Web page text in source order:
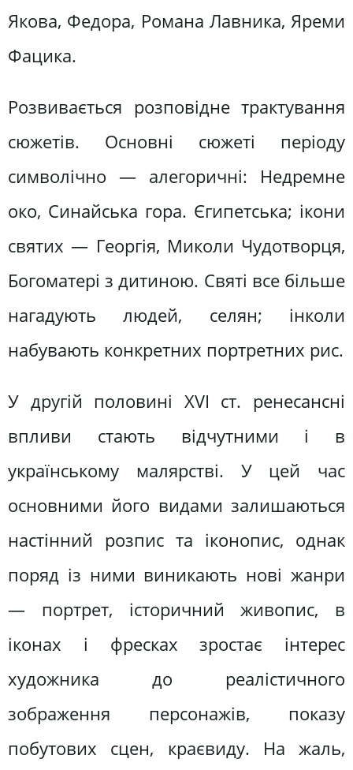
Якова, Федора, Романа Лавника, Яреми
Фацика.
Розвивається розповідне трактування
сюжетів. Основні сюжеті періоду
символічно — алегоричні: Недремне
око, Синайська гора. Єгипетська; ікони
святих — Георгія, Миколи Чудотворця,
Богоматері з дитиною. Святі все більше
нагадують людей, селян; інколи
набувають конкретних портретних рис.
У другій половині XVI ст. ренесансні
впливи стають відчутними і в
українському малярстві. У цей час
основними його видами залишаються
настінний розпис та іконопис, однак
поряд із ними виникають нові жанри
— портрет, історичний живопис, в
іконах і фресках зростає інтерес
художника до реалістичного
зображення персонажів, показу
побутових сцен, краєвиду. На жаль,